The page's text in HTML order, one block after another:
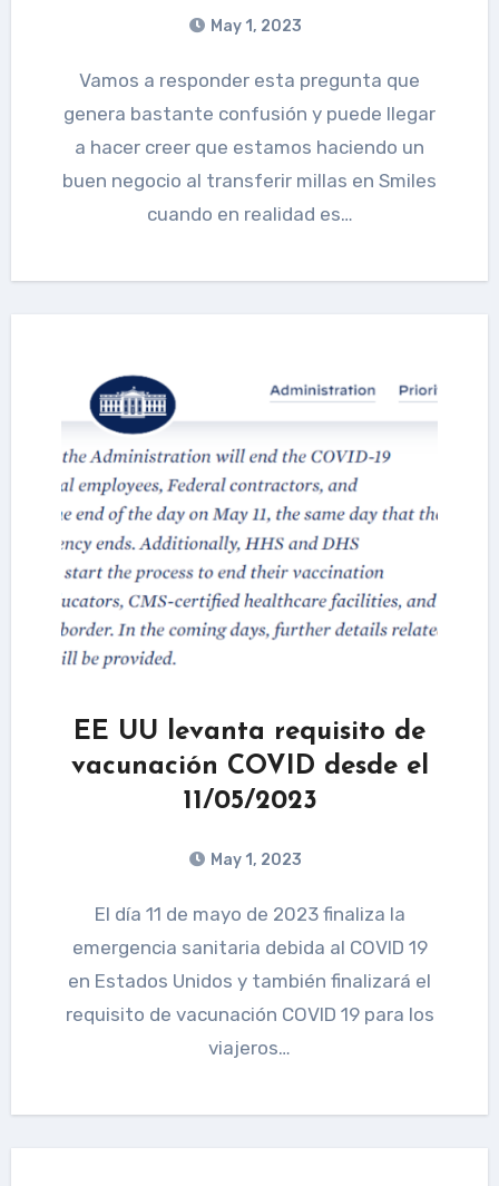
May 1, 2023
Vamos a responder esta pregunta que
genera bastante confusión y puede llegar
a hacer creer que estamos haciendo un
buen negocio al transferir millas en Smiles
cuando en realidad es…
EE UU levanta requisito de
vacunación COVID desde el
11/05/2023
May 1, 2023
El día 11 de mayo de 2023 finaliza la
emergencia sanitaria debida al COVID 19
en Estados Unidos y también finalizará el
requisito de vacunación COVID 19 para los
viajeros…